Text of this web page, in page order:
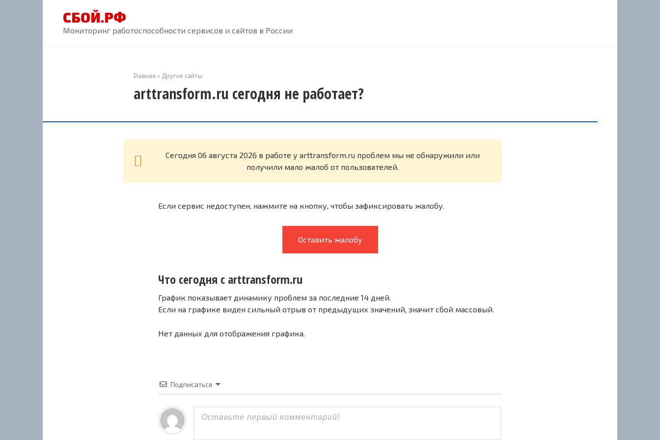
СБОЙ.РФ
Мониторинг работоспособности сервисов и сайтов в России
Главная » Другие сайты
arttransform.ru сегодня не работает?
Cегодня 06 августа 2026 в работе у arttransform.ru проблем мы не обнаружили или
получили мало жалоб от пользователей.
Если сервис недоступен, нажмите на кнопку, чтобы зафиксировать жалобу.
Оставить жалобу
Что сегодня с arttransform.ru
График показывает динамику проблем за последние 14 дней.
Если на графике виден сильный отрыв от предыдущих значений, значит сбой массовый.
Нет данных для отображения графика.
Подписаться